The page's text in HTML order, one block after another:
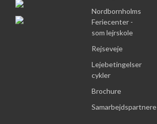
Nordbornholms
Feriecenter -
som lejrskole
Rejseveje
Lejebetingelser
cykler
Brochure
Samarbejdspartnere